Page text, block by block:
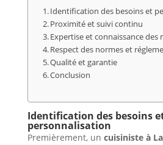
Identification des besoins et
Proximité et suivi continu
Expertise et connaissance des
Respect des normes et
Qualité et garantie
Conclusion
Identification des besoins
personnalisation
Premièrement, un cuisiniste à